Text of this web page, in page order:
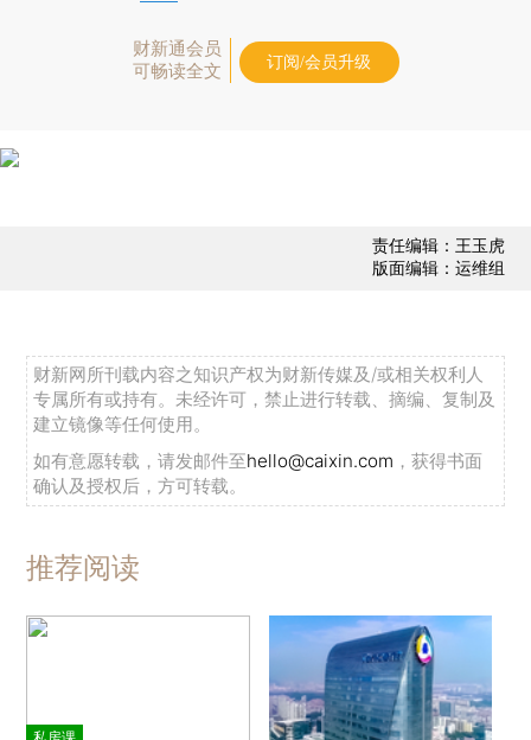
财新通会员
可畅读全文
订阅/会员升级
责任编辑：王玉虎
版面编辑：运维组
财新网所刊载内容之知识产权为财新传媒及/或相关权利人
专属所有或持有。未经许可，禁止进行转载、摘编、复制及
建立镜像等任何使用。
如有意愿转载，请发邮件至hello@caixin.com ，获得书面
确认及授权后，方可转载。
推荐阅读